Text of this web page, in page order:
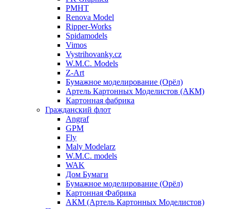
PMHT
Renova Model
Ripper-Works
Spidamodels
Vimos
Vystrihovanky.cz
W.M.C. Models
Z-Art
Бумажное моделирование (Орёл)
Артель Картонных Моделистов (АКМ)
Картонная фабрика
Гражданский флот
Angraf
GPM
Fly
Maly Modelarz
W.M.C. models
WAK
Дом Бумаги
Бумажное моделирование (Орёл)
Картонная Фабрика
АКМ (Артель Картонных Моделистов)